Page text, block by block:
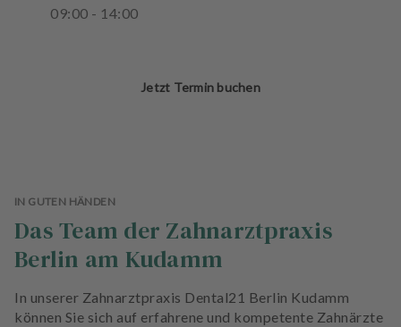
09:00 - 14:00
Jetzt Termin buchen
IN GUTEN HÄNDEN
Das Team der Zahnarztpraxis
Berlin am Kudamm
In unserer Zahnarztpraxis Dental21 Berlin Kudamm
können Sie sich auf erfahrene und kompetente Zahnärzte